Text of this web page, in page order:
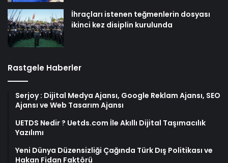
İhraçları istenen teğmenlerin dosyası
ikinci kez disiplin kurulunda
Rastgele Haberler
Serjoy : Dijital Medya Ajansı, Google Reklam Ajansı, SEO
Ajansı ve Web Tasarım Ajansı
UETDS Nedir ? Uetds.com İle Akıllı Dijital Taşımacılık
Yazılımı
Yeni Dünya Düzensizliği Çağında Türk Dış Politikası ve
Hakan Fidan Faktörü